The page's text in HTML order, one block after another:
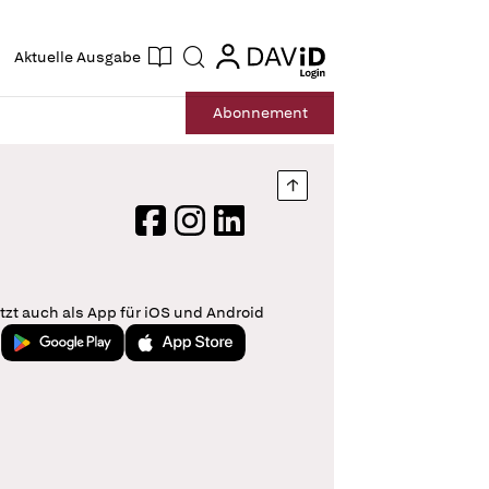
Aktuelle Ausgabe Suche login
login
Abonnement
Nach oben springen
FacebookInstagram
LinkedIn
auch als App für iOS und Android
Jetzt bei Google PlayLaden im App Store